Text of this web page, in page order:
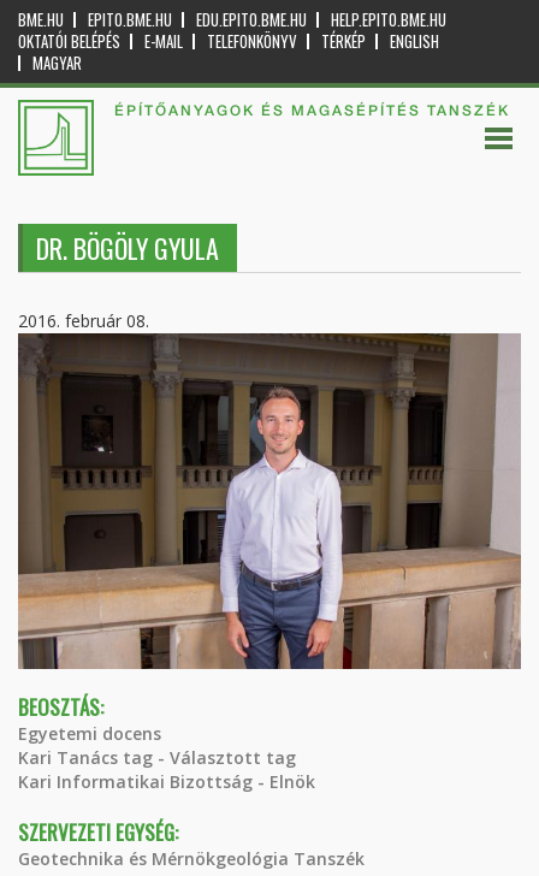
BME.HU EPITO.BME.HU EDU.EPITO.BME.HU
HELP.EPITO.BME.HU
OKTATÓI BELÉPÉS
E-MAIL TELEFONKÖNYV TÉRKÉP
ENGLISH
MAGYAR
ÉPÍTŐANYAGOK ÉS MAGASÉPÍTÉS TANSZÉK
DR. BÖGÖLY GYULA
2016. február 08.
BEOSZTÁS:
Egyetemi docens
Kari Tanács tag - Választott tag
Kari Informatikai Bizottság - Elnök
SZERVEZETI EGYSÉG:
Geotechnika és Mérnökgeológia Tanszék